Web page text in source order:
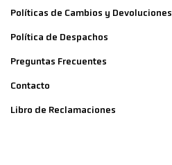
Políticas de Cambios y Devoluciones
Política de Despachos
Preguntas Frecuentes
Contacto
Libro de Reclamaciones